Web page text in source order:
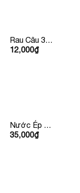
Rau Câu 3
Màu Chén
12,000₫
Nước Ép Cà
Chua
35,000₫